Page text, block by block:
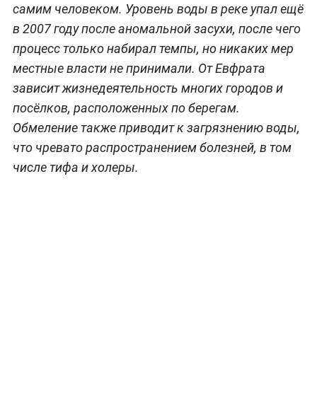
самим человеком. Уровень воды в реке упал ещё
в 2007 году после аномальной засухи, после чего
процесс только набирал темпы, но никаких мер
местные власти не принимали. От Евфрата
зависит жизнедеятельность многих городов и
посёлков, расположенных по берегам.
Обмеление также приводит к загрязнению воды,
что чревато распространением болезней, в том
числе тифа и холеры.